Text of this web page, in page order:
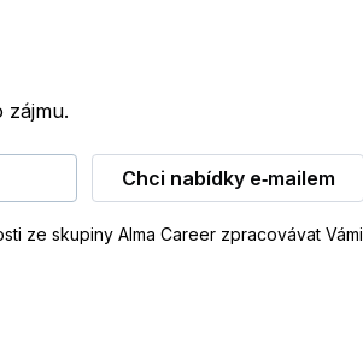
zájmu.
Chci nabídky e‑mailem
ze skupiny Alma Career zpracovávat Vámi